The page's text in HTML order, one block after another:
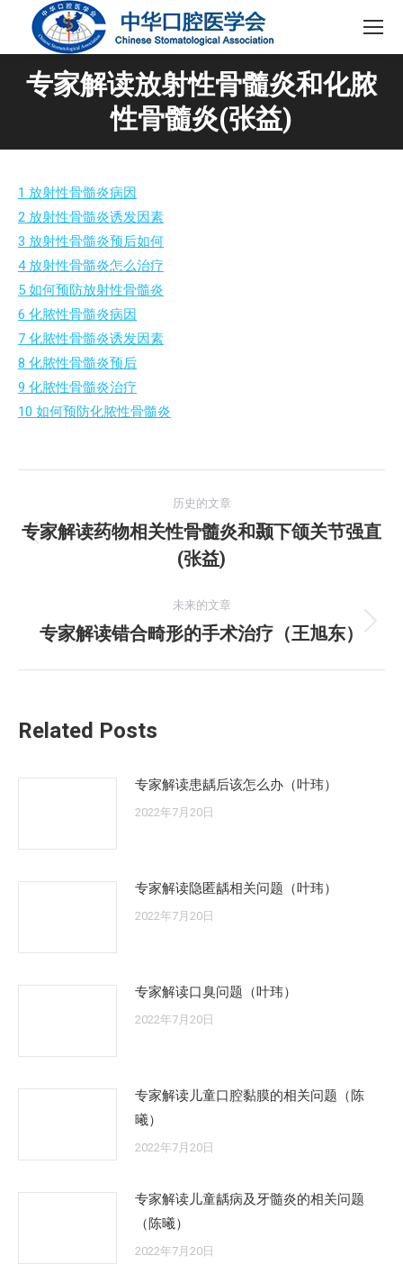
专家解读放射性骨髓炎和化脓
性骨髓炎(张益)
1 放射性骨髓炎病因
2 放射性骨髓炎诱发因素
3 放射性骨髓炎预后如何
4 放射性骨髓炎怎么治疗
5 如何预防放射性骨髓炎
6 化脓性骨髓炎病因
7 化脓性骨髓炎诱发因素
8 化脓性骨髓炎预后
9 化脓性骨髓炎治疗
10 如何预防化脓性骨髓炎
章
历史的文章
历
史
文
章：
专家解读药物相关性骨髓炎和颞下颌关节强直
(张益)
未来的文章
未
专家解读错合畸形的手术治疗（王旭东）
Related Posts
专家解读患龋后该怎么办（叶玮）
2022年7月20日
专家解读隐匿龋相关问题（叶玮）
2022年7月20日
专家解读口臭问题（叶玮）
2022年7月20日
专家解读儿童口腔黏膜的相关问题（陈
曦）
2022年7月20日
专家解读儿童龋病及牙髓炎的相关问题
（陈曦）
2022年7月20日